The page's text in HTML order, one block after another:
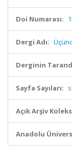
Doi Numarası:
Dergi Adı:
Derginin
Sayfa Sayıları:
Açık Arşiv
Anadolu